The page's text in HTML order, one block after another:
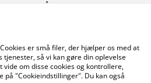
Åbningstider
er små filer, der hjælper os med at
så vi kan gøre din oplevelse
vide om disse cookies og kontrollere,
på "Cookieindstillinger". Du kan også